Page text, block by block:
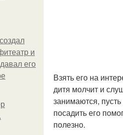
и
его
Взять его на
дитя молчит и
занимаются,
посадить его
полезно.